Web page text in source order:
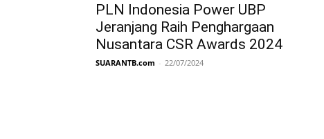
PLN Indonesia Power UBP
Jeranjang Raih Penghargaan
Nusantara CSR Awards 2024
SUARANTB.com - 22/07/2024